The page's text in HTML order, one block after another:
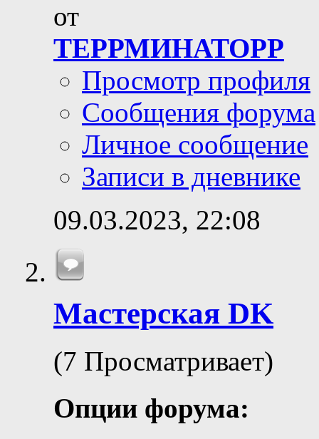
от
ТЕРРМИНАТОРР
Просмотр профиля
Сообщения форума
Личное сообщение
Записи в дневнике
09.03.2023, 22:08
Мастерская DK
(7 Просматривает)
Опции форума: